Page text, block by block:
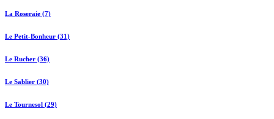
La Roseraie (7)
Le Petit-Bonheur (31)
Le Rucher (36)
Le Sablier (30)
Le Tournesol (29)